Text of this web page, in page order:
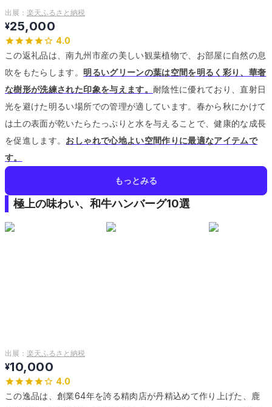
出展： 楽天ふるさと納税
¥25,000
4.0
この返礼品は、南九州市産の美しい観葉植物で、お部屋に自然の息
吹をもたらします。 明るいグリーンの葉は空間を明るく彩り、華奢
な樹形が洗練された印象を与えます。 耐陰性に優れており、直射日
光を避けた明るい場所での管理が適しています。 春から秋にかけて
は土の表面が乾いたらたっぷりと水を与えることで、健康的な成長
を促進します。 おしゃれで心地よい空間作りに最適なアイテムで
す。
もっとみる
極上の味わい、和牛ハンバーグ10選
出展： 楽天ふるさと納税
¥10,000
4.0
この逸品は、創業64年を誇る精肉店が丹精込めて作り上げた、鹿